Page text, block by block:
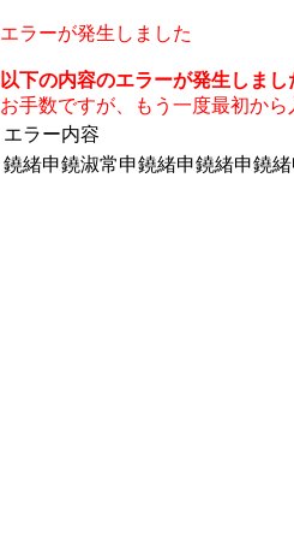
エラーが発生しました
以下の内容のエラーが発生しまし
お手数ですが、もう一度最初から
エラー内容
鐃緒申鐃淑常申鐃緒申鐃緒申鐃